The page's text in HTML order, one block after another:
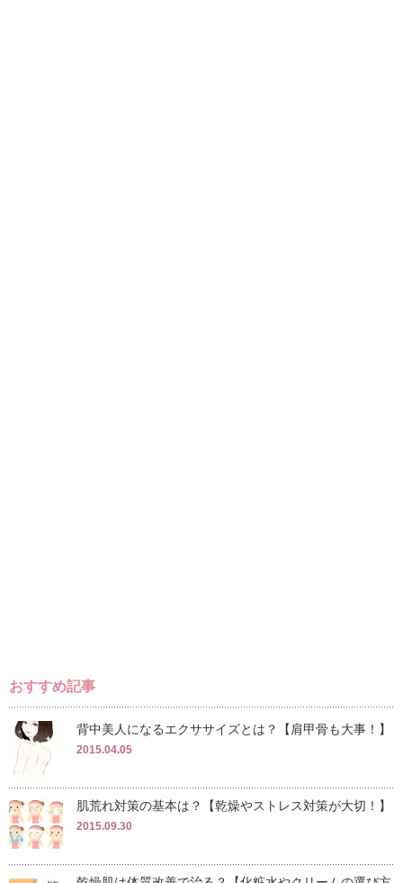
おすすめ記事
背中美人になるエクササイズとは？【肩甲骨も大事！】
2015.04.05
肌荒れ対策の基本は？【乾燥やストレス対策が大切！】
2015.09.30